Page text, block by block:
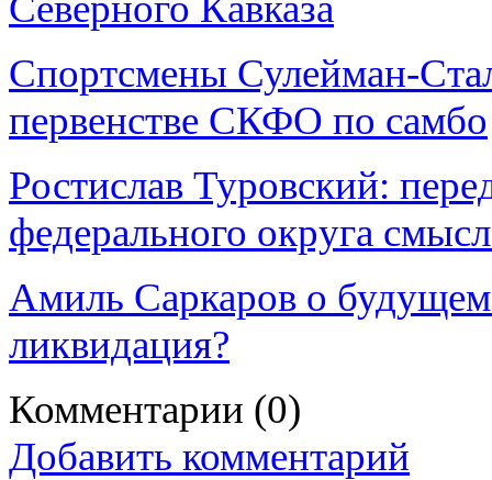
Спортсмены Сулейман-
первенстве СКФО по самбо
Ростислав Туровский:
федерального округа
Амиль Саркаров о
ликвидация?
Комментарии (0)
Добавить комментарий